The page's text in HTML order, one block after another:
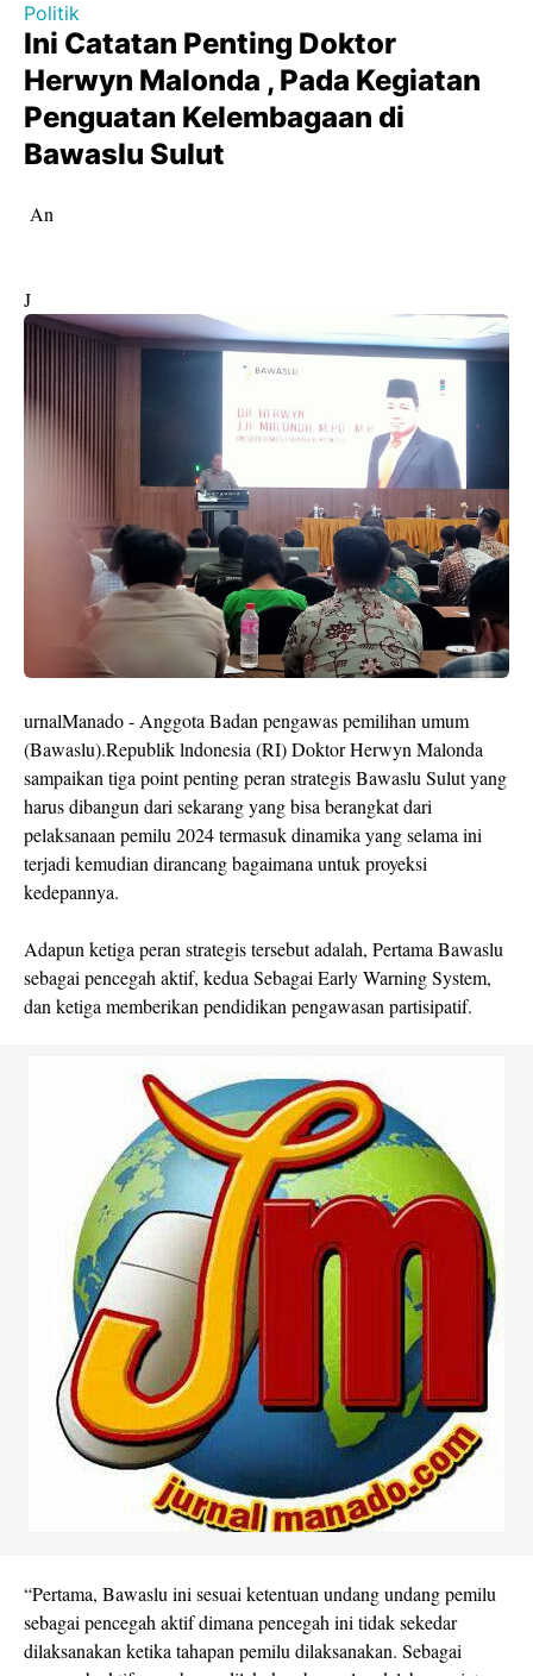
Politik
Ini Catatan Penting Doktor
Herwyn Malonda , Pada Kegiatan
Penguatan Kelembagaan di
Bawaslu Sulut
An
J
urnalManado - Anggota Badan pengawas pemilihan umum
(Bawaslu).Republik lndonesia (RI) Doktor Herwyn Malonda
sampaikan tiga point penting peran strategis Bawaslu Sulut yang
harus dibangun dari sekarang yang bisa berangkat dari
pelaksanaan pemilu 2024 termasuk dinamika yang selama ini
terjadi kemudian dirancang bagaimana untuk proyeksi
kedepannya.
Adapun ketiga peran strategis tersebut adalah, Pertama Bawaslu
sebagai pencegah aktif, kedua Sebagai Early Warning System,
dan ketiga memberikan pendidikan pengawasan partisipatif.
“Pertama, Bawaslu ini sesuai ketentuan undang undang pemilu
sebagai pencegah aktif dimana pencegah ini tidak sekedar
dilaksanakan ketika tahapan pemilu dilaksanakan. Sebagai